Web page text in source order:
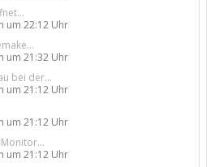
um 22:12 Uhr
um 21:32 Uhr
bei der...
um 21:12 Uhr
um 21:12 Uhr
um 21:12 Uhr